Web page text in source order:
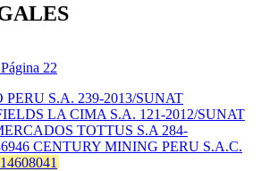
Página 22
S.A. 239-2013/SUNAT
LA CIMA S.A. 121-2012/SUNAT
TOTTUS S.A 284-
CENTURY MINING PERU S.A.C.